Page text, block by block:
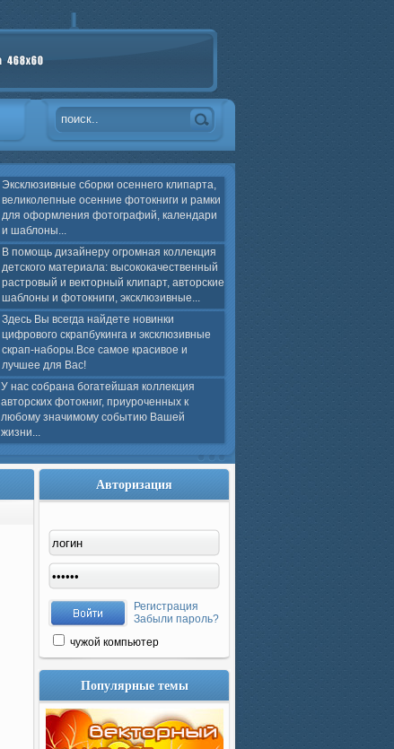
Эксклюзивные сборки осеннего клипарта,
великолепные осенние фотокниги и рамки
для оформления фотографий, календари
и шаблоны...
В помощь дизайнеру огромная коллекция
детского материала: высококачественный
растровый и векторный клипарт, авторские
шаблоны и фотокниги, эксклюзивные...
Здесь Вы всегда найдете новинки
цифрового скрапбукинга и эксклюзивные
скрап-наборы.Все самое красивое и
лучшее для Вас!
У нас собрана богатейшая коллекция
авторских фотокниг, приуроченных к
любому значимому событию Вашей
жизни...
Авторизация
Регистрация
Забыли пароль?
чужой компьютер
Популярные темы